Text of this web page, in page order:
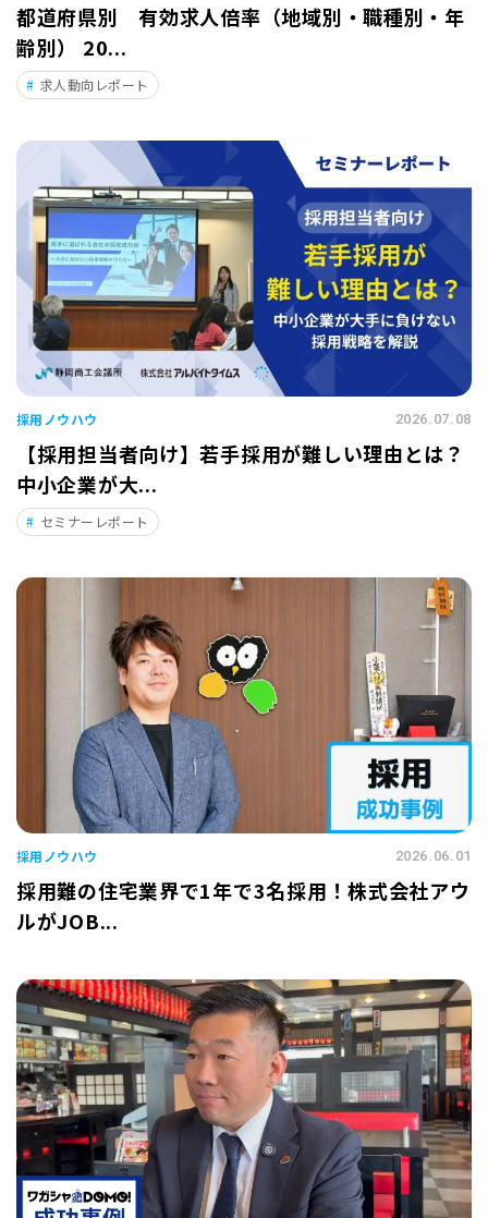
都道府県別 有効求人倍率（地域別・職種別・年
齢別） 20...
求人動向レポート
採用ノウハウ 2026.07.08
【採用担当者向け】若手採用が難しい理由とは？
中小企業が大...
セミナーレポート
採用ノウハウ 2026.06.01
採用難の住宅業界で1年で3名採用！株式会社アウ
ルがJOB...